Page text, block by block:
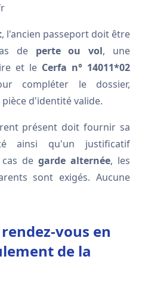
, l'ancien passeport doit être
de perte ou vol, une
et le Cerfa n° 14011*02
compléter le dossier,
d'identité valide.
présent doit fournir sa
ainsi qu'un justificatif
de garde alternée, les
sont exigés. Aucune
vous en
de la